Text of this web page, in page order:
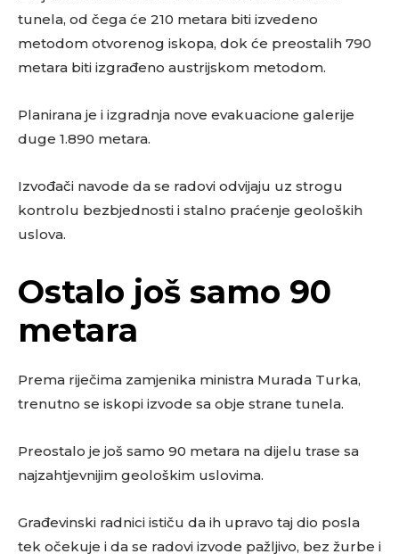
tunela, od čega će 210 metara biti izvedeno
metodom otvorenog iskopa, dok će preostalih 790
metara biti izgrađeno austrijskom metodom.
Planirana je i izgradnja nove evakuacione galerije
duge 1.890 metara.
Izvođači navode da se radovi odvijaju uz strogu
kontrolu bezbjednosti i stalno praćenje geoloških
uslova.
Ostalo još samo 90
metara
Prema riječima zamjenika ministra Murada Turka,
trenutno se iskopi izvode sa obje strane tunela.
Preostalo je još samo 90 metara na dijelu trase sa
najzahtjevnijim geološkim uslovima.
Građevinski radnici ističu da ih upravo taj dio posla
tek očekuje i da se radovi izvode pažljivo, bez žurbe i